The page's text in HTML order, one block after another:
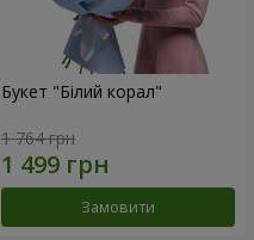
Букет "Білий корал"
1 764 грн
Замовити